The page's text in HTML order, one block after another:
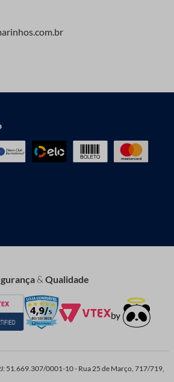
&Qualidade
51.669.307/0001-10 - Rua 25 de Março, 717/719,